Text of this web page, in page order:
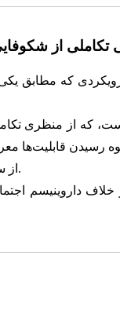
تکاملی از
که مطابق
است، که از
رسیدن
از سایر جانوران است: قابلیت انتخاب و بازنگری در قابلیت‌های موجود و خلق قابلیت‌های جدید.
داروینیسم